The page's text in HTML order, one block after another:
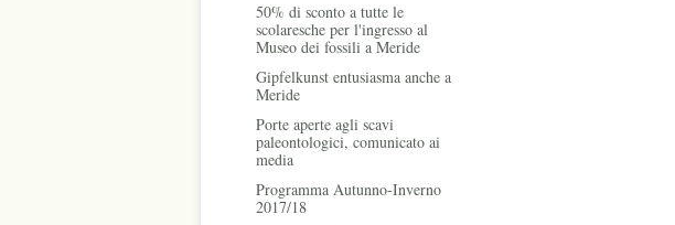
50% di sconto a tutte le
scolaresche per l'ingresso al
Museo dei fossili a Meride
Gipfelkunst entusiasma anche a
Meride
Porte aperte agli scavi
paleontologici, comunicato ai
media
Programma Autunno-Inverno
2017/18